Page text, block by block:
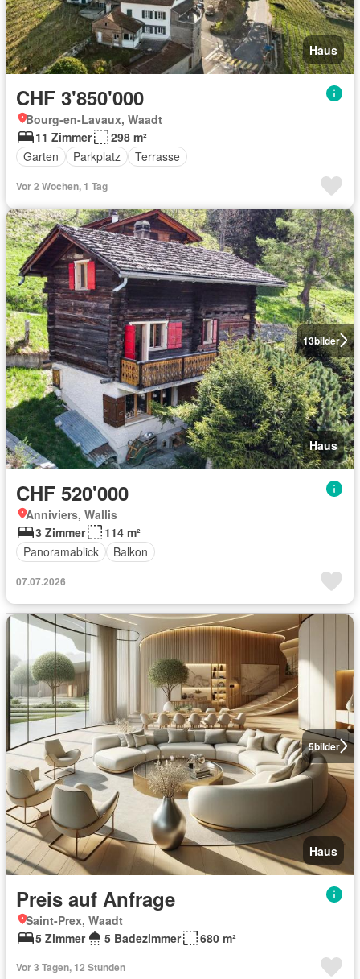
Haus
CHF 3'850'000
Bourg-en-Lavaux, Waadt
11 Zimmer
298 m²
Garten
Parkplatz Terrasse
Vor 2 Wochen, 1 Tag
13bilder
Haus
CHF 520'000
Anniviers, Wallis
3 Zimmer
114 m²
Panoramablick
Balkon
07.07.2026
5bilder
Haus
Preis auf Anfrage
Saint-Prex, Waadt
5 Zimmer
5 Badezimmer 680 m²
Vor 3 Tagen, 12 Stunden